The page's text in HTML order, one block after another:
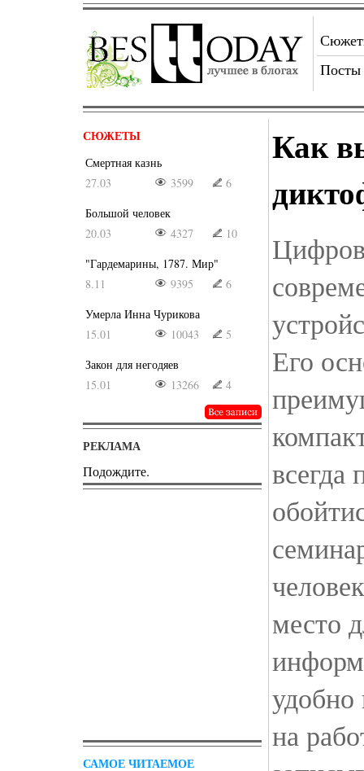
Посты
СЮЖЕТЫ
Смертная казнь
27.03
3599
6
Большой человек
20.03
4327
10
"Гардемарины, 1787. Мир"
8.11
9395
6
Умерла Инна Чурикова
15.01
10043
5
Закон для негодяев
15.01
13266 4
РЕКЛАМА
Подождите.
САМОЕ ЧИТАЕМОЕ
Как
Его
всегда
место
удобно
на